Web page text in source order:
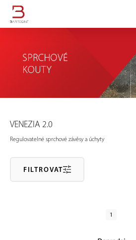
VENEZIA 2.0
Regulovatelné sprchové závěsy a úchyty
FILTROVAT
1